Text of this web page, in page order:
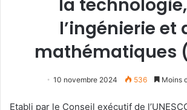
la
l’ingénierie et
mathématiques
10 novembre 2024 536 Moins
Etabli par le Conseil exécutif de